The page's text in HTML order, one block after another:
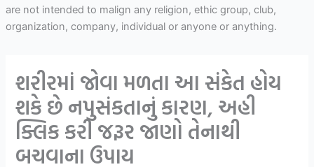
are not intended to malign any religion, ethic group, club,
organization, company, individual or anyone or anything.
શરીરમાં જોવા મળતા આ સંકેત હોય
શકે છે નપુસંકતાનું કારણ, અહી
ક્લિક કરી જરૂર જાણો તેનાથી
બચવાના ઉપાય